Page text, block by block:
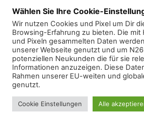
Wählen Sie Ihre Cookie-
Wir nutzen Cookies und Pixel um Dir
Browsing-Erfahrung zu bieten. Die mit
und Pixeln gesammelten Daten
unserer Webseite genutzt und um
potenziellen Neukunden die für sie
Informationen anzuzeigen. Diese
Rahmen unserer EU-weiten und
genutzt.
Cookie Einstellungen Alle